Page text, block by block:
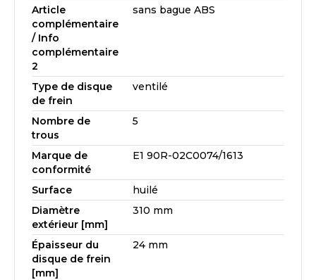
Article
complémentaire
/ Info
complémentaire
2
sans bague ABS
Type de disque
de frein
ventilé
Nombre de
trous
5
Marque de
conformité
E1 90R-02C0074/1613
Surface
huilé
Diamètre
extérieur [mm]
310 mm
Épaisseur du
disque de frein
[mm]
24 mm